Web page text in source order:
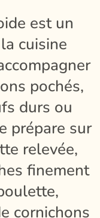
est un
cuisine
pochés,
durs ou
prépare sur
relevée,
finement
cornichons